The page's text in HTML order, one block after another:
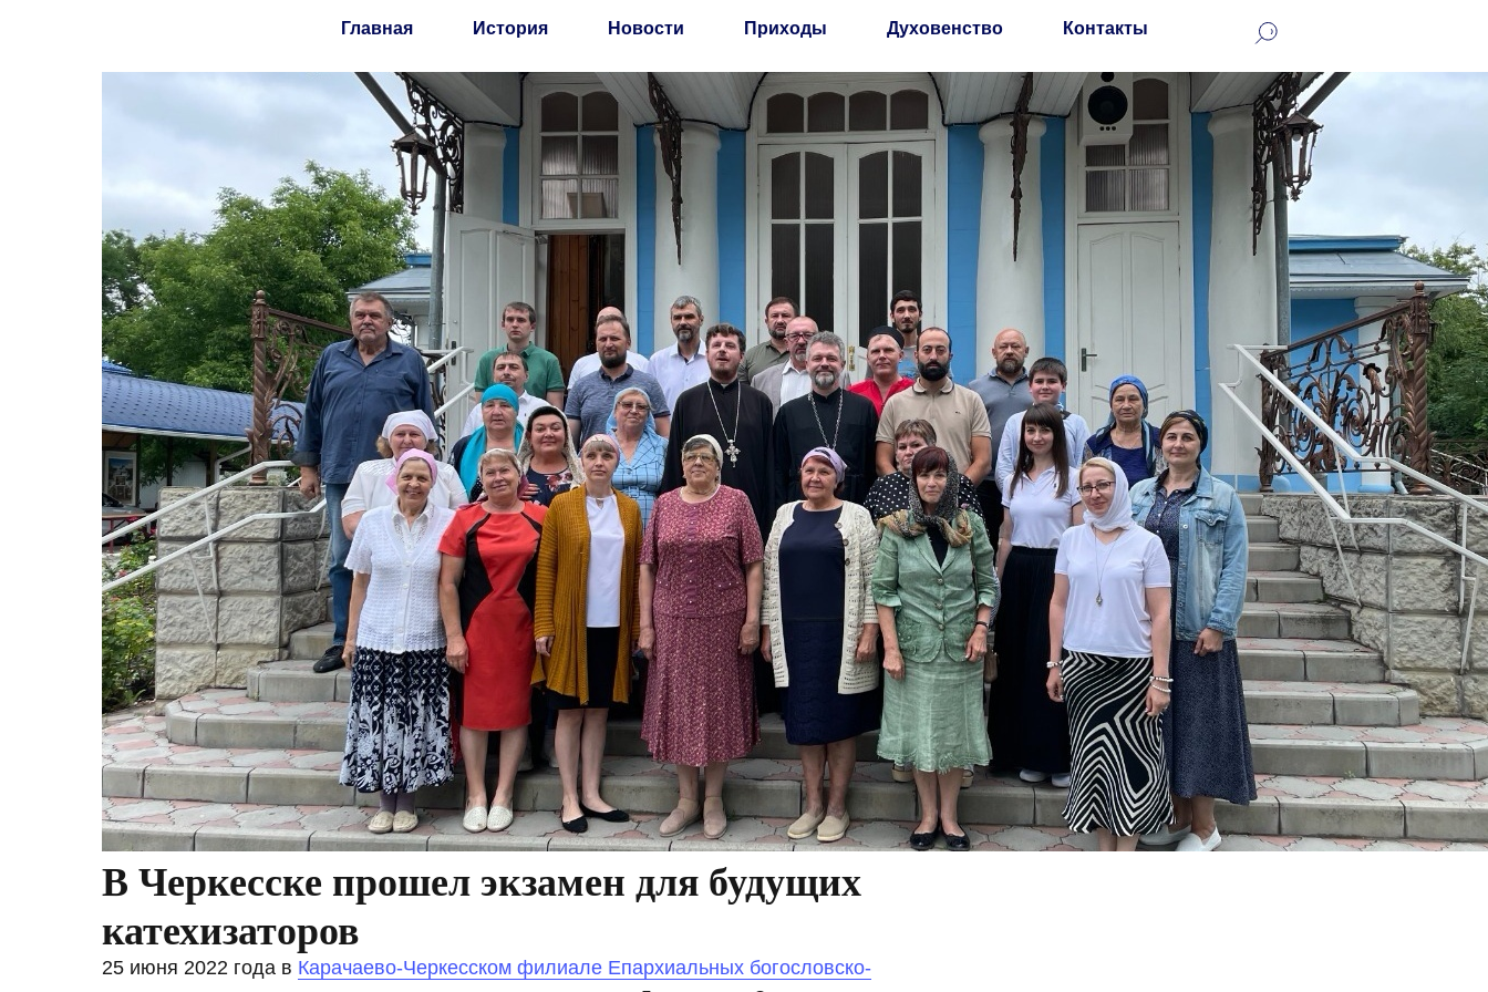
Главная История Новости Приходы Духовенство Контакты
В Черкесске прошел экзамен для будущих
катехизаторов
25 июня 2022 года в Карачаево-Черкесском филиале Епархиальных богословско-